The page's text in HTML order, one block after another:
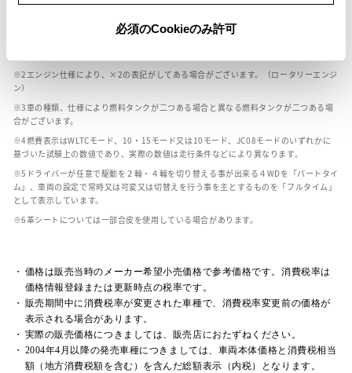
必須のCookieのみ許可
エンジン仕様により、×2の表記がしてある場合がございます。（ロータリーエンジ
ン）
車の種類、仕様により燃料タンクが二つある場合と異なる燃料タンクが二つある場
合がございます。
燃費表示はWLTCモード、10・15モード又は10モード、JC08モードのいずれかに
基づいた試験上の数値であり、実際の数値は走行条件などにより異なります。
ドライバーが任意で駆動を２輪・４輪を切り替える事が出来る４WDを「パートタイ
ム」、車両の設定で常時又は可変又は切替えを行う事を主とするものを「フルタイム」
として表示しています。
革シートについては一部合皮を使用している場合があります。
価格は販売当時のメーカー希望小売価格で参考価格です。消費税率は
価格情報登録または更新時点の税率です。
販売期間中に消費税率が変更された車種で、消費税率変更前の価格が
表示される場合があります。
実際の販売価格につきましては、販売店におたずねください。
2004年4月以降の発売車種につきましては、車両本体価格と消費税相当
額（地方消費税額を含む）を含んだ総額表示（内税）となります。